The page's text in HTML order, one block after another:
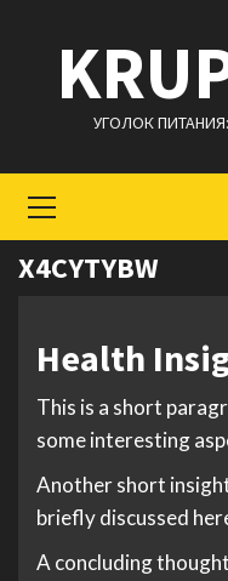
содержимому
УГОЛОК
меню
X4CYTYBW
Health
This is a short
some interesting
Another short
briefly discussed
A concluding